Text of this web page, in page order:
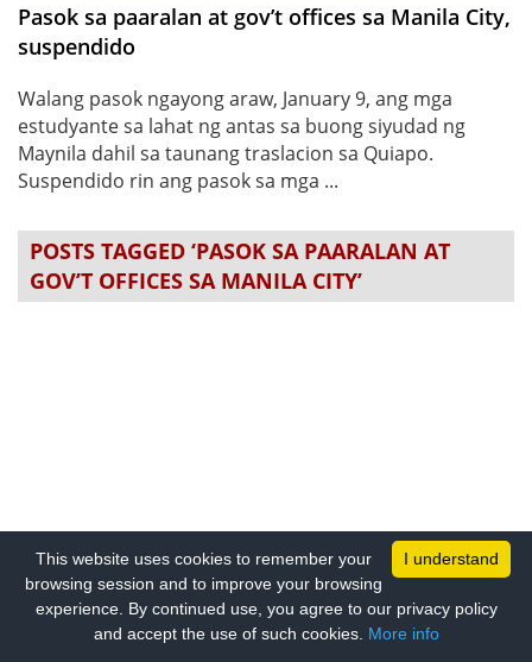
Pasok sa paaralan at gov’t offices sa Manila City,
suspendido
Walang pasok ngayong araw, January 9, ang mga
estudyante sa lahat ng antas sa buong siyudad ng
Maynila dahil sa taunang traslacion sa Quiapo.
Suspendido rin ang pasok sa mga ...
POSTS TAGGED ‘PASOK SA PAARALAN AT
GOV’T OFFICES SA MANILA CITY’
I understand
This website uses cookies to remember your
browsing session and to improve your browsing
experience. By continued use, you agree to our privacy policy
and accept the use of such cookies. More info